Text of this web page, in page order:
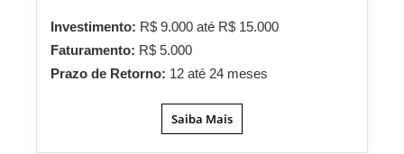
Investimento: R$ 9.000 até R$ 15.000
Faturamento: R$ 5.000
Prazo de Retorno: 12 até 24 meses
Saiba Mais